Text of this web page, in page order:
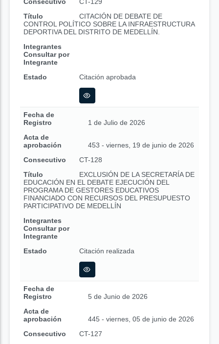
Título
CITACIÓN DE DEBATE DE
CONTROL POLÍTICO SOBRE LA INFRAESTRUCTURA
DEPORTIVA DEL DISTRITO DE MEDELLÍN.
Integrantes
Consultar por
Integrante
Estado
Citación aprobada
Fecha de
Registro
1 de Julio de 2026
Acta de
aprobación
453 - viernes, 19 de junio de 2026
Consecutivo
CT-128
Título
EXCLUSIÓN DE LA SECRETARÍA DE
EDUCACIÓN EN EL DEBATE EJECUCIÓN DEL
PROGRAMA DE GESTORES EDUCATIVOS
FINANCIADO CON RECURSOS DEL PRESUPUESTO
PARTICIPATIVO DE MEDELLÍN
Integrantes
Consultar por
Integrante
Estado
Citación realizada
Fecha de
Registro
5 de Junio de 2026
Acta de
aprobación
445 - viernes, 05 de junio de 2026
Consecutivo
CT-127